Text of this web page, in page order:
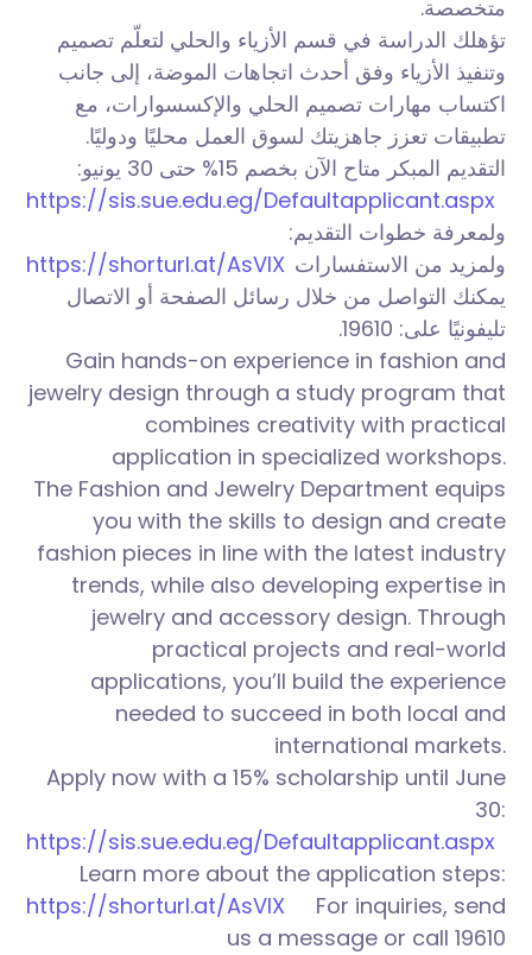
متخصصة.
تؤهلك الدراسة في قسم الأزياء والحلي لتعلّم تصميم
وتنفيذ الأزياء وفق أحدث اتجاهات الموضة، إلى جانب
اكتساب مهارات تصميم الحلي والإكسسوارات، مع
تطبيقات تعزز جاهزيتك لسوق العمل محليًا ودوليًا.
التقديم المبكر متاح الآن بخصم 15% حتى 30 يونيو:
https://sis.sue.edu.eg/Defaultapplicant.aspx
ولمعرفة خطوات التقديم:
https://shorturl.at/AsVlX ولمزيد من الاستفسارات
يمكنك التواصل من خلال رسائل الصفحة أو الاتصال
تليفونيًا على: 19610.
Gain hands-on experience in fashion and
jewelry design through a study program that
combines creativity with practical
application in specialized workshops.
The Fashion and Jewelry Department equips
you with the skills to design and create
fashion pieces in line with the latest industry
trends, while also developing expertise in
jewelry and accessory design. Through
practical projects and real-world
applications, you’ll build the experience
needed to succeed in both local and
international markets.
Apply now with a 15% scholarship until June
30:
https://sis.sue.edu.eg/Defaultapplicant.aspx
Learn more about the application steps:
https://shorturl.at/AsVlX
For inquiries, send
us a message or call 19610